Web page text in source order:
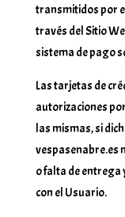
transmitidos por
través del Sitio
sistema de pago
Las tarjetas de
autorizaciones
las mismas, si
vespasenabre.es
o falta de
con el Usuario.